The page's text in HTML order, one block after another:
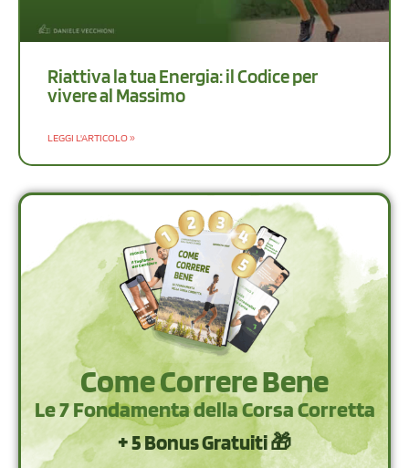
Riattiva la tua Energia: il Codice per
vivere al Massimo
LEGGI L'ARTICOLO »
Come Correre Bene
Le 7 Fondamenta della Corsa Corretta
+ 5 Bonus Gratuiti 🎁